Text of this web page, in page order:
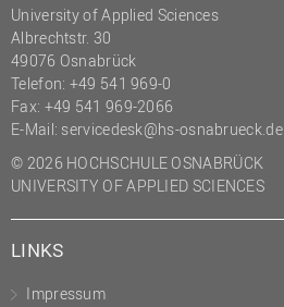
University of Applied Sciences
Albrechtstr. 30
49076 Osnabrück
Telefon: +49 541 969-0
Fax: +49 541 969-2066
E-Mail: servicedesk@hs-osnabrueck.de
© 2026 HOCHSCHULE OSNABRÜCK
UNIVERSITY OF APPLIED SCIENCES
LINKS
Impressum